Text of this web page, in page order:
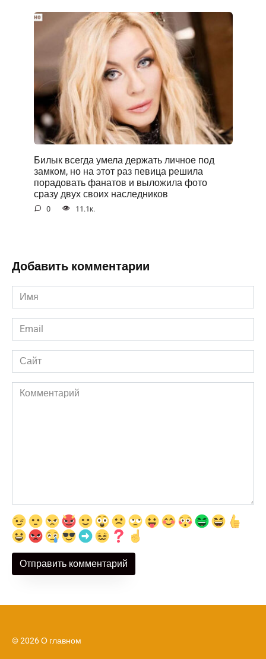
Билык всегда умела держать личное под
замком, но на этот раз певица решила
порадовать фанатов и выложила фото
сразу двух своих наследников
0 11.1к.
Добавить комментарии
Имя
*
Email
*
Сайт
Комментарий
© 2026 О главном